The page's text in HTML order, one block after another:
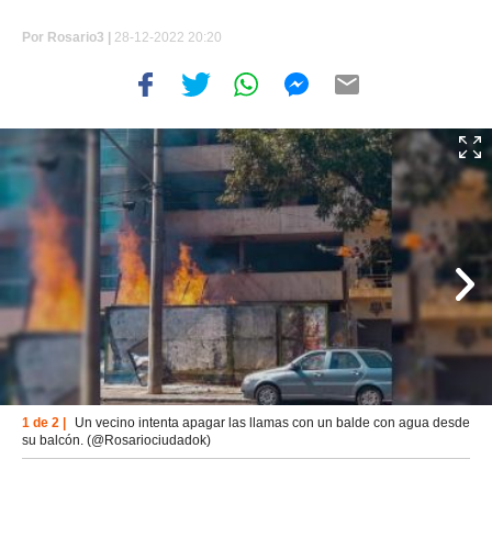
Por Rosario3 | 28-12-2022 20:20
1 de 2 |
Un vecino intenta apagar las llamas con un balde con agua desde
su balcón. (@Rosariociudadok)